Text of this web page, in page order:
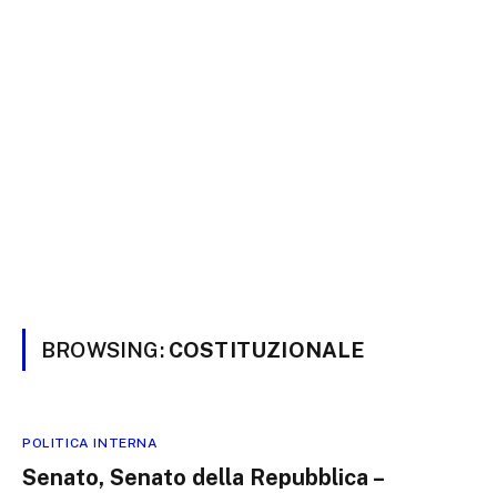
BROWSING: COSTITUZIONALE
POLITICA INTERNA
Senato, Senato della Repubblica –